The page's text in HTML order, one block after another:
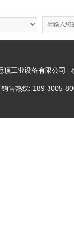
工业设备有限公司
销售热线: 189-3005-